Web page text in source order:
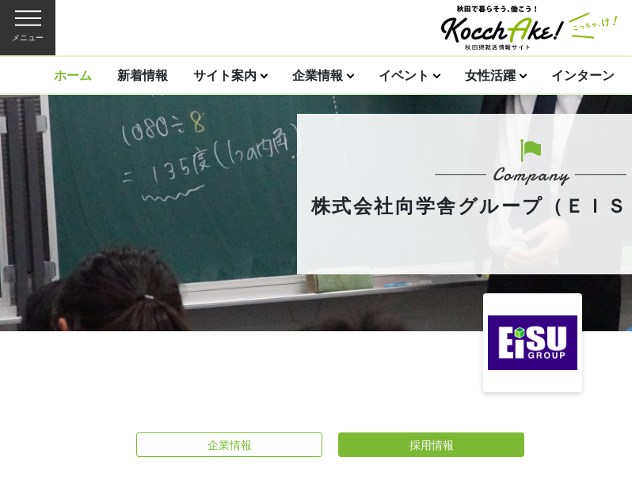
メニュー
ホーム 新着情報 サイト案内 企業情報 イベント 女性活躍 インターン
株式会社向学舎グループ（ＥＩＳ
企業情報 採用情報